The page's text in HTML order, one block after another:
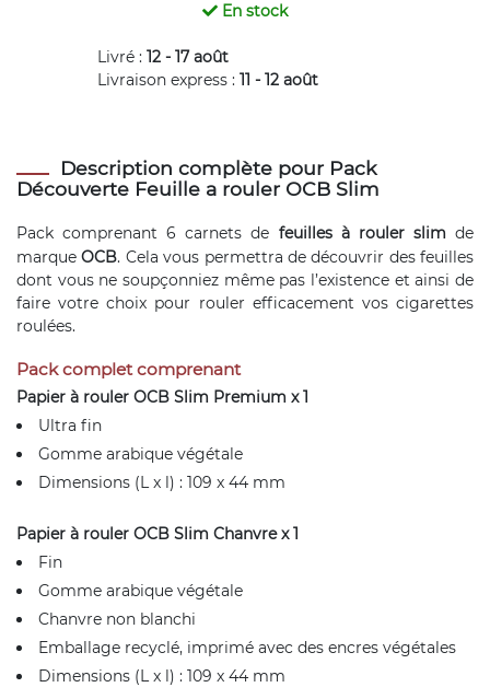
En stock
Livré : 12 - 17 août
Livraison express : 11 - 12 août
Description complète pour Pack
Découverte Feuille a rouler OCB Slim
Pack comprenant 6 carnets de feuilles à rouler slim de
marqueOCB. Cela vous permettra de découvrir des feuilles
dont vous ne soupçonniez même pas l’existence et ainsi de
faire votre choix pour rouler efficacement vos cigarettes
roulées.
Pack complet comprenant
Papier à rouler OCB Slim Premium x 1
Ultra fin
Gomme arabique végétale
Dimensions (L x l) : 109 x 44 mm
Papier à rouler OCB Slim Chanvre x 1
Fin
Gomme arabique végétale
Chanvre non blanchi
Emballage recyclé, imprimé avec des encres végétales
Dimensions (L x l) : 109 x 44 mm